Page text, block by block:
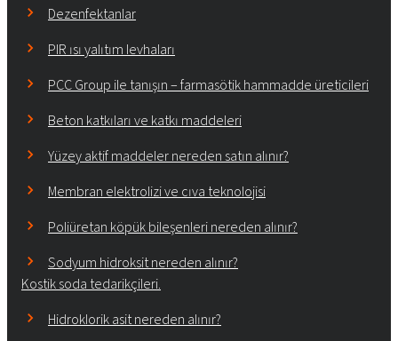
Dezenfektanlar
PIR ısı yalıtım levhaları
PCC Group ile tanışın – farmasötik hammadde üreticileri
Beton katkıları ve katkı maddeleri
Yüzey aktif maddeler nereden satın alınır?
Membran elektrolizi ve cıva teknolojisi
Poliüretan köpük bileşenleri nereden alınır?
Sodyum hidroksit nereden alınır?
Kostik soda tedarikçileri.
Hidroklorik asit nereden alınır?